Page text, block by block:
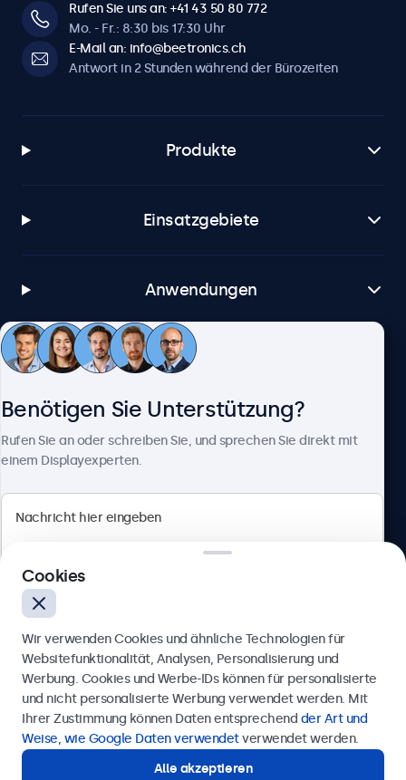
Rufen Sie uns an: +41 43 50 80 772
Mo. - Fr.: 8:30 bis 17:30 Uhr
E-Mail an: info@beetronics.ch
Antwort in 2 Stunden während der Bürozeiten
Produkte
Einsatzgebiete
Anwendungen
Kundenservice
Badenerstrasse 549, 8048 Zürich, Schweiz
Deutsch
Benötigen Sie Unterstützung?
Rufen Sie an oder schreiben Sie, und sprechen Sie direkt mit
einem Displayexperten.
Anfrage senden
Rufen Sie uns an unter+41 43 50 80 772
Benötigen Sie Unterstützung?
Cookies
Wir verwenden Cookies und ähnliche Technologien für
Websitefunktionalität, Analysen, Personalisierung und
Werbung. Cookies und Werbe-IDs können für personalisierte
und nicht personalisierte Werbung verwendet werden. Mit
Ihrer Zustimmung können Daten entsprechend der Art und
Weise, wie Google Daten verwendetverwendet werden.
Alle akzeptieren